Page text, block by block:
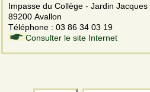
Impasse du Collège - Jardin Jacques
89200 Avallon
Téléphone : 03 86 34 03 19
Consulter le site Internet